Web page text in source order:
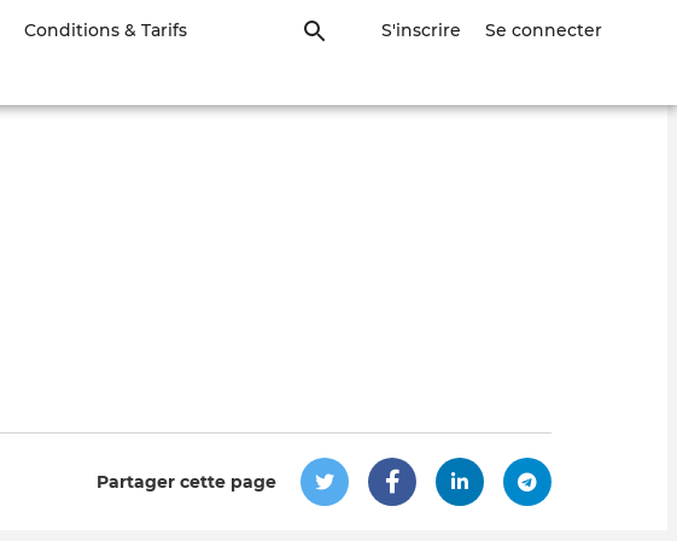
S'inscrire Se connecter
Conditions & Tarifs
Partager cette page